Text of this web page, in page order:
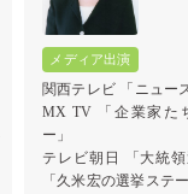
関西テレビ 「ニュー
MX TV 「企業家た
ー」
テレビ朝日 「大統領
「久米宏の選挙ステ